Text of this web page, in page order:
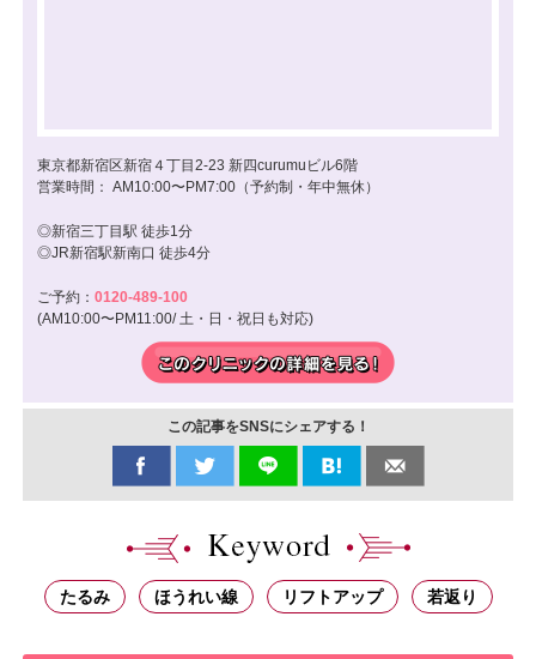
東京都新宿区新宿４丁目2-23 新四curumuビル6階
営業時間： AM10:00〜PM7:00（予約制・年中無休）
◎新宿三丁目駅 徒歩1分
◎JR新宿駅新南口 徒歩4分
ご予約： 0120-489-100
(AM10:00〜PM11:00/ 土・日・祝日も対応)
この記事をSNSにシェアする！
たるみ ほうれい線 リフトアップ 若返り